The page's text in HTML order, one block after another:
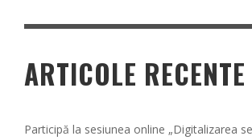
ARTICOLE RECENTE
Participă la sesiunea online „Digitalizarea